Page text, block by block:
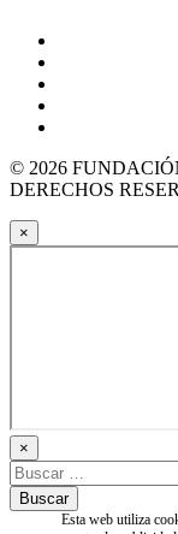
© 2026
DERECHOS
×
×
Esta web utiliza